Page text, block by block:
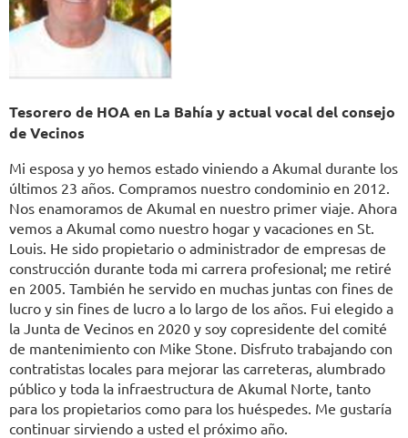
Tesorero de HOA en La Bahía y actual vocal del consejo
de Vecinos
Mi esposa y yo hemos estado viniendo a Akumal durante los
últimos 23 años. Compramos nuestro condominio en 2012.
Nos enamoramos de Akumal en nuestro primer viaje. Ahora
vemos a Akumal como nuestro hogar y vacaciones en St.
Louis. He sido propietario o administrador de empresas de
construcción durante toda mi carrera profesional; me retiré
en 2005. También he servido en muchas juntas con fines de
lucro y sin fines de lucro a lo largo de los años. Fui elegido a
la Junta de Vecinos en 2020 y soy copresidente del comité
de mantenimiento con Mike Stone. Disfruto trabajando con
contratistas locales para mejorar las carreteras, alumbrado
público y toda la infraestructura de Akumal Norte, tanto
para los propietarios como para los huéspedes. Me gustaría
continuar sirviendo a usted el próximo año.